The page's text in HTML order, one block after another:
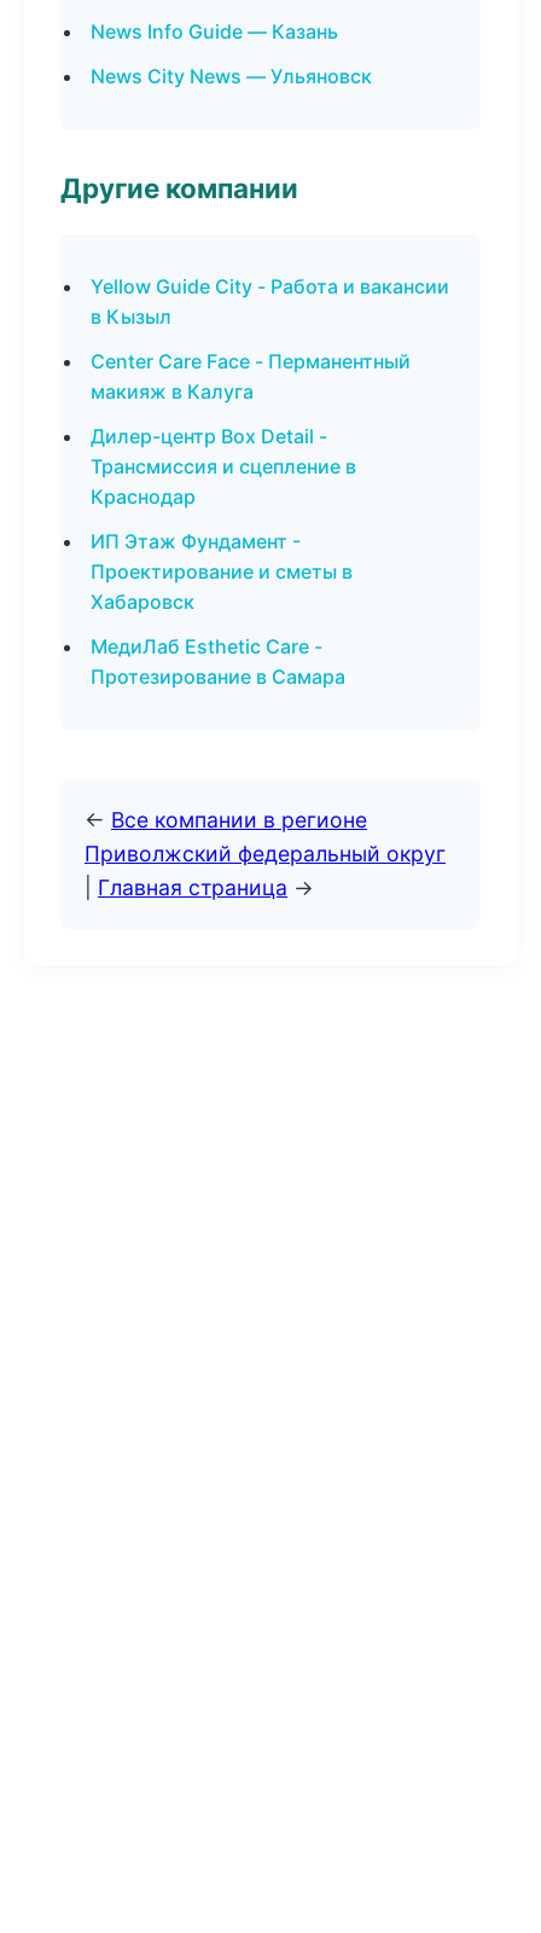
News Info Guide — Казань
News City News — Ульяновск
Другие компании
Yellow Guide City - Работа и вакансии
в Кызыл
Center Care Face - Перманентный
макияж в Калуга
Дилер-центр Box Detail -
Трансмиссия и сцепление в
Краснодар
ИП Этаж Фундамент -
Проектирование и сметы в
Хабаровск
МедиЛаб Esthetic Care -
Протезирование в Самара
← Все компании в регионе
Приволжский федеральный округ
Главная страница →